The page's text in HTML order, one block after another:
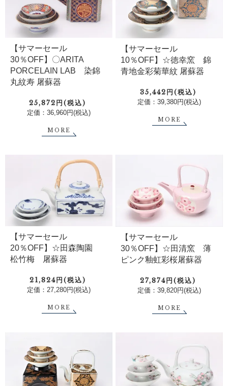
【サマーセール
30％OFF】〇ARITA
PORCELAIN LAB 染錦
丸紋寿 屠蘇器
25,872円(税込)
定価：36,960円(税込)
MORE
【サマーセール
10％OFF】☆徳幸窯 錦
青地金彩菊華紋 屠蘇器
35,442円(税込)
定価：39,380円(税込)
MORE
【サマーセール
20％OFF】☆田森陶園
松竹梅 屠蘇器
21,824円(税込)
定価：27,280円(税込)
MORE
【サマーセール
30％OFF】☆田清窯 薄
ピンク釉虹彩桜屠蘇器
27,874円(税込)
定価：39,820円(税込)
MORE